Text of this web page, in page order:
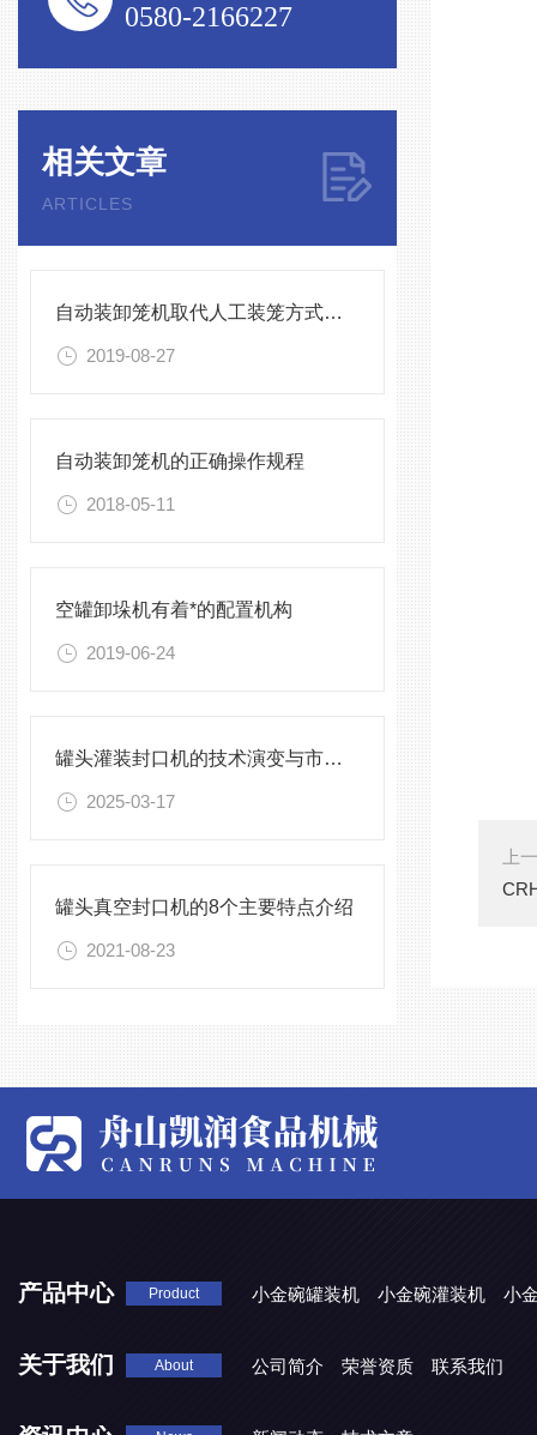
0580-2166227
相关文章
ARTICLES
自动装卸笼机取代人工装笼方式，节省人力
2019-08-27
自动装卸笼机的正确操作规程
2018-05-11
空罐卸垛机有着*的配置机构
2019-06-24
罐头灌装封口机的技术演变与市场前景
2025-03-17
罐头真空封口机的8个主要特点介绍
2021-08-23
上
产品中心 Product 小金碗罐装机 小金碗灌装机 小
关于我们 About 公司简介 荣誉资质 联系我们